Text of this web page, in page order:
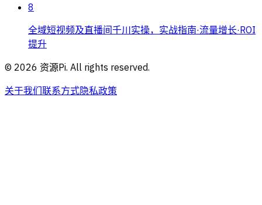
8
全域短视频及直播间千川实操，实战指南·流量增长·ROI
提升
© 2026 资源Pi. All rights reserved.
关于我们联系方式隐私政策